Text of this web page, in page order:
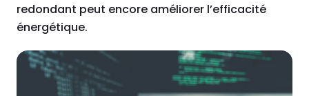
redondant peut encore améliorer l’efficacité
énergétique.